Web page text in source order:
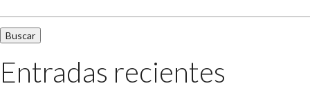
Entradas recientes